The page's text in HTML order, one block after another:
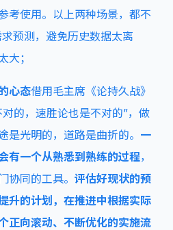
考使用。以上两种场景，都不
预测，避免历史数据太离
大；
心态借用毛主席《论持久战》
的，速胜论也是不对的”，做
是光明的，道路是曲折的。 一
有一个从熟悉到熟练的过程，
协同的工具。 评估好现状的预
升的计划，在推进中根据实际
正向滚动、不断优化的实施流